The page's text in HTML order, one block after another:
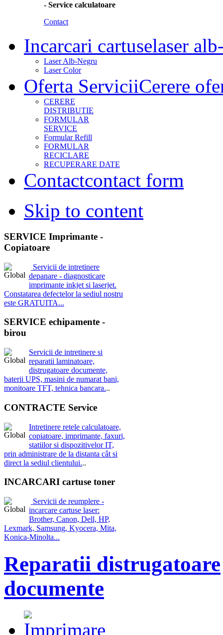
- Service calculatoare
Contact
Incarcari cartuselaser
Laser Alb-Negru
Laser Color
Oferta ServiciiCerere
CERERE
DISTRIBUTIE
FORMULAR
SERVICE
Formular Refill
FORMULAR
RECICLARE
RECUPERARE DATE
Contactcontact form
Skip to content
SERVICE Imprimante -
Copiatoare
Servicii de intretinere
depanare - diagnosticare
imprimante inkjet si laserjet.
Constatarea defectelor la sediul nostru
este GRATUITA...
SERVICE echipamente -
birou
Servicii de intretinere si
reparatii laminatoare,
distrugatoare documente,
baterii UPS, masini de numarat bani,
monitoare TFT, tehnica bancara...
CONTRACTE Service
Intretinere retele calculatoare,
copiatoare, imprimante, faxuri,
statiilor si dispozitivelor IT,
prin administrare de la distanta cât si
direct la sediul clientului...
INCARCARI cartuse toner
Servicii de reumplere -
incarcare cartuse laser:
Brother, Canon, Dell, HP,
Lexmark, Samsung, Kyocera, Mita,
Konica-Minolta...
Reparatii distrugatoare
documente